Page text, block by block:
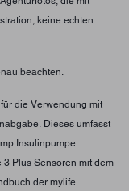
keine echten
beachten.
die Verwendung mit
Dieses umfasst
Insulinpumpe.
3 Plus Sensoren mit dem
der mylife